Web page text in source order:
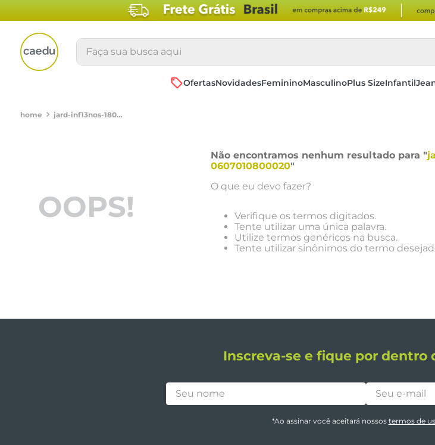
Faça sua busca aqui
OfertasNovidadesFemininoMasculinoPlus SizeInfantil
jard-inf13nos-1802028-eco-bord-bichinho-azul-claro-0607010800020
OOPS!
Não encontramos nenhum resultado para "
0607010800020"
O que eu devo fazer?
Verifique os termos digitados.
Tente utilizar uma única palavra.
Utilize termos genéricos na busca.
Tente utilizar sinônimos do termo
Inscreva-se e fique por dentro
*Ao assinar você aceitará nossos termos de